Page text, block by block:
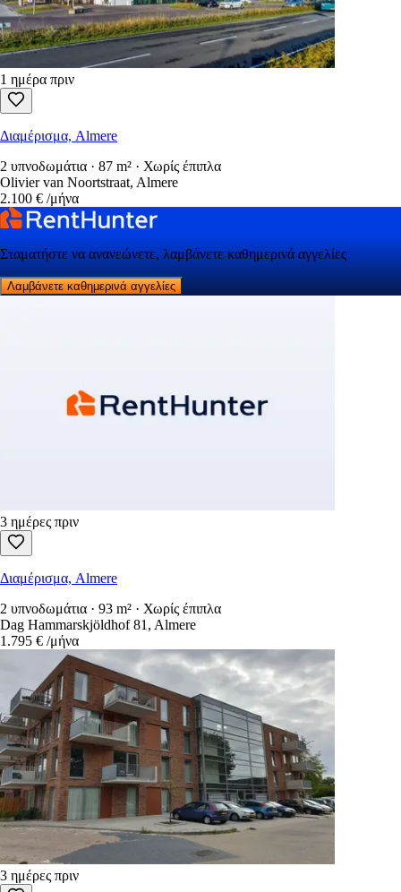
1 ημέρα πριν
Διαμέρισμα, Almere
2 υπνοδωμάτια · 87 m² · Χωρίς έπιπλα
Olivier van Noortstraat, Almere
2.100 € /μήνα
Σταματήστε να ανανεώνετε, λαμβάνετε καθημερινά αγγελίες
Λαμβάνετε καθημερινά αγγελίες
3 ημέρες πριν
Διαμέρισμα, Almere
2 υπνοδωμάτια · 93 m² · Χωρίς έπιπλα
Dag Hammarskjöldhof 81, Almere
1.795 € /μήνα
3 ημέρες πριν